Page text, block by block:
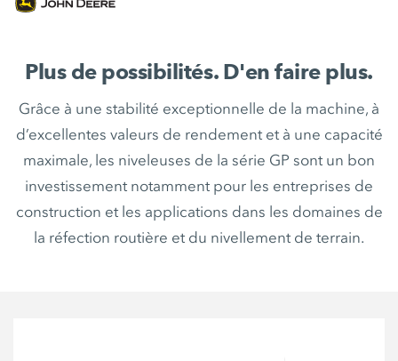
Plus de possibilités. D'en faire plus.
Grâce à une stabilité exceptionnelle de la machine, à
d’excellentes valeurs de rendement et à une capacité
maximale, les niveleuses de la série GP sont un bon
investissement notamment pour les entreprises de
construction et les applications dans les domaines de
la réfection routière et du nivellement de terrain.